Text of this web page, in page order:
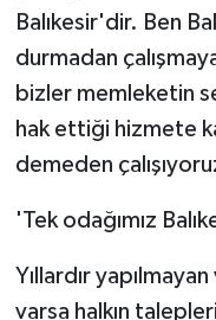
Balıkesir'dir. Ben
durmadan
bizler memleketin
hak ettiği hizmete
demeden
'Tek odağımız
Yıllardır
varsa halkın